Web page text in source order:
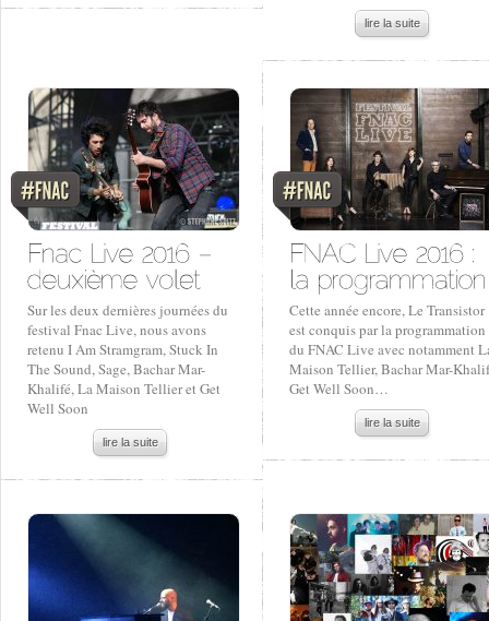
lire la suite
Sur les deux dernières journées du
festival Fnac Live, nous avons
retenu I Am Stramgram, Stuck In
The Sound, Sage, Bachar Mar-
Khalifé, La Maison Tellier et Get
Well Soon
lire la suite
Cette année encore, Le Transistor
est conquis par la programmation
du FNAC Live avec notamment
Maison Tellier, Bachar Mar-
Get Well Soon…
lire la suite